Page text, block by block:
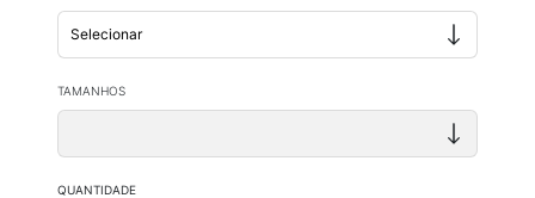
TAMANHOS
QUANTIDADE